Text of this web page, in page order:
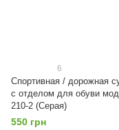
6
Спортивная / дорожная
с отделом для обуви
210-2 (Серая)
550 грн